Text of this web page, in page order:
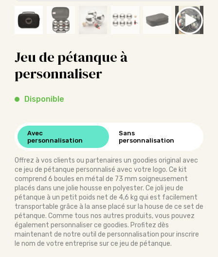
Jeu de pétanque à
personnaliser
Disponible
Avec
personnalisation
Sans
personnalisation
Offrez à vos clients ou partenaires un goodies original avec
ce jeu de pétanque personnalisé avec votre logo. Ce kit
comprend 6 boules en métal de 73 mm soigneusement
placés dans une jolie housse en polyester. Ce joli jeu de
pétanque à un petit poids net de 4,6 kg qui est facilement
transportable grâce à la anse placé sur la house de ce set de
pétanque. Comme tous nos autres produits, vous pouvez
également personnaliser ce goodies. Profitez dès
maintenant de notre outil de personnalisation pour inscrire
le nom de votre entreprise sur ce jeu de pétanque.